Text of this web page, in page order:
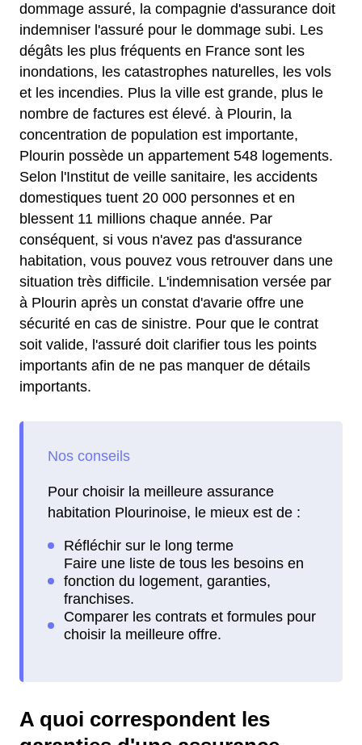
dommage assuré, la compagnie d'assurance doit
indemniser l'assuré pour le dommage subi. Les
dégâts les plus fréquents en France sont les
inondations, les catastrophes naturelles, les vols
et les incendies. Plus la ville est grande, plus le
nombre de factures est élevé. à Plourin, la
concentration de population est importante,
Plourin possède un appartement 548 logements.
Selon l'Institut de veille sanitaire, les accidents
domestiques tuent 20 000 personnes et en
blessent 11 millions chaque année. Par
conséquent, si vous n'avez pas d'assurance
habitation, vous pouvez vous retrouver dans une
situation très difficile. L'indemnisation versée par
à Plourin après un constat d'avarie offre une
sécurité en cas de sinistre. Pour que le contrat
soit valide, l'assuré doit clarifier tous les points
importants afin de ne pas manquer de détails
importants.
Pour choisir la meilleure assurance
habitation Plourinoise, le mieux est de :
A quoi correspondent les